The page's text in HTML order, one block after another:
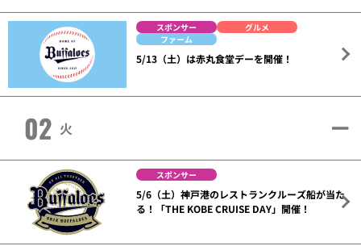
スポンサー
グルメ
ファーム
5/13（土）は赤丸食堂デーを開催！
02 火
スポンサー
5/6（土）神戸港のレストランクルーズ船が当た
る！「THE KOBE CRUISE DAY」開催！